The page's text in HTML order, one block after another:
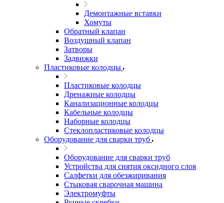
Демонтажные вставки
Хомуты
Обратный клапан
Воздушный клапан
Затворы
Задвижки
Пластиковые колодцы
Пластиковые колодцы
Дренажные колодцы
Канализационные колодцы
Кабельные колодцы
Наборные колодцы
Стеклопластиковые колодцы
Оборудование для сварки труб
Оборудование для сварки труб
Устройства для снятия оксидного слоя
Салфетки для обезжиривания
Стыковая сварочная машина
Электромуфты